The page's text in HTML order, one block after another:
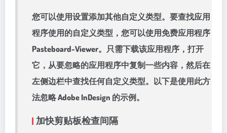
您可以使用设置添加其他自定义类型。要查找应用
程序使用的自定义类型，您可以使用免费应用程序
Pasteboard-Viewer。只需下载该应用程序，打开
它，从要忽略的应用程序中复制一些内容，然后在
左侧边栏中查找任何自定义类型。以下是使用此方
法忽略 Adob​​e InDesign 的示例。
加快剪贴板检查间隔